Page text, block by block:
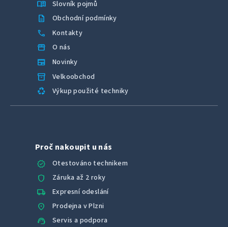
i
menu_book Slovník pojmů
description Obchodní podmínky
call Kontakty
storefront O nás
newspaper Novinky
inventory_2 Velkoobchod
recycling Výkup použité techniky
Proč nakoupit u nás
verified
Otestováno technikem
shield Záruka až 2 roky
local_shipping Expresní odeslání
location_on Prodejna v Plzni
support_agent Servis a podpora